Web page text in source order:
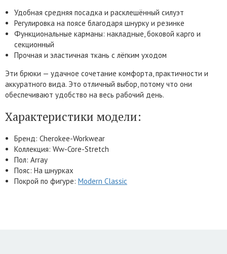
Удобная средняя посадка и расклешённый силуэт
Регулировка на поясе благодаря шнурку и резинке
Функциональные карманы: накладные, боковой карго и
секционный
Прочная и эластичная ткань с лёгким уходом
Эти брюки — удачное сочетание комфорта, практичности и
аккуратного вида. Это отличный выбор, потому что они
обеспечивают удобство на весь рабочий день.
Характеристики модели:
Бренд: Cherokee-Workwear
Коллекция: Ww-Core-Stretch
Пол: Array
Пояс: На шнурках
Покрой по фигуре: Modern Classic